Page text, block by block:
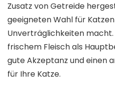
Zusatz von Getreide
geeigneten Wahl für
Unverträglichkeiten
frischem Fleisch als
gute Akzeptanz und einen
für Ihre Katze.